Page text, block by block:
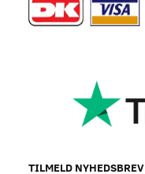
TILMELD NYHEDSBREV